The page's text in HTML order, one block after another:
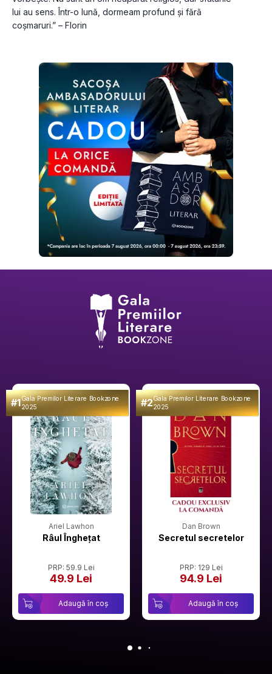
lui au sens. Într-o lună, dormeam profund și fără
coșmaruri.” – Florin
#1Gala Premilor Literare Bookzone
2025
Ariel Lawhon
Râul Înghețat
PRP: 59.9 Lei
49.9 Lei
Adaugă în coș
#2Gala Premilor Literare Bookzone
2025
Dan Brown
Secretul secretelor
PRP: 129 Lei
94.9 Lei
Adaugă în coș